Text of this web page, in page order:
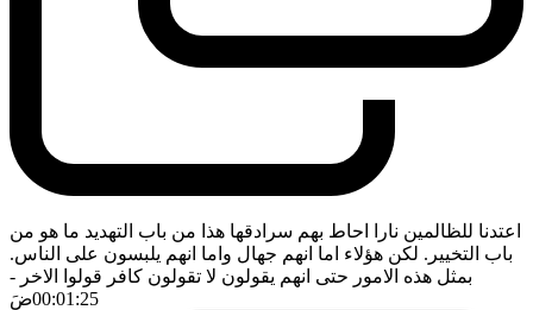
اعتدنا للظالمين نارا احاط بهم سرادقها هذا من باب التهديد ما هو من
باب التخيير. لكن هؤلاء اما انهم جهال واما انهم يلبسون على الناس.
بمثل هذه الامور حتى انهم يقولون لا تقولون كافر قولوا الاخر -
00:01:25ضَ